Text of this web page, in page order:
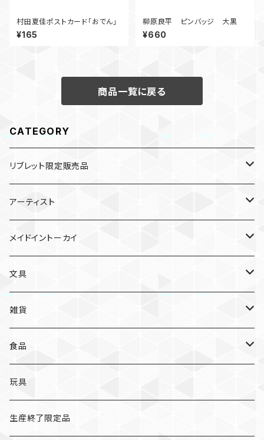
村田夏佳ポストカード「おでん」
¥165
柳原良平 ピンバッジ 大黒
¥660
商品一覧に戻る
CATEGORY
リブレット限定販売品
雑貨
ガチャガチャ
入浴料
スリッパ
食品
ラーメン
カレー
文具
ペンケース
メモパッド
アーティスト
村田夏佳
入浴料
ガチャガチャ
NAMIKO
オトンノアトリエ
むらまつしおり
ますこえり
柳原良平
メイドイントーカイ
愛知
岐阜
三重
静岡
文具
ポストカード/カード
クリアファイル
レターセット
そえぶみ箋/遊び箋/小文箋
雑貨
猫ちゃんアルファベットチャーム
A
B
入浴料
ガチャガチャ
食品
カレー
ラーメン
玩具
生産終了限定品